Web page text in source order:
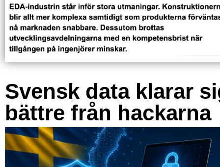
Svensk data klarar
bättre från hackarna